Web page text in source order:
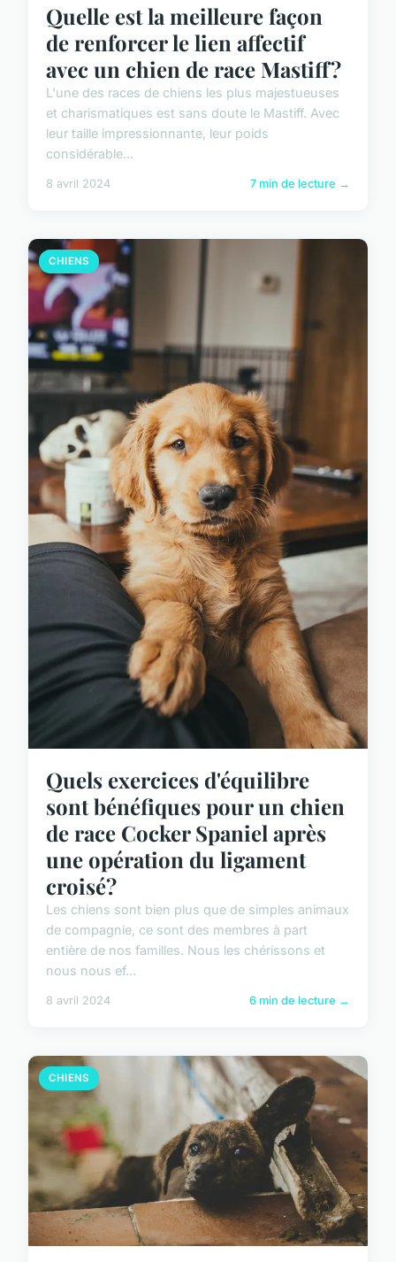
Quelle est la meilleure façon
de renforcer le lien affectif
avec un chien de race Mastiff?
L'une des races de chiens les plus majestueuses
et charismatiques est sans doute le Mastiff. Avec
leur taille impressionnante, leur poids
considérable...
8 avril 2024 7 min de lecture →
CHIENS
Quels exercices d'équilibre
sont bénéfiques pour un chien
de race Cocker Spaniel après
une opération du ligament
croisé?
Les chiens sont bien plus que de simples animaux
de compagnie, ce sont des membres à part
entière de nos familles. Nous les chérissons et
nous nous ef...
8 avril 2024 6 min de lecture →
CHIENS